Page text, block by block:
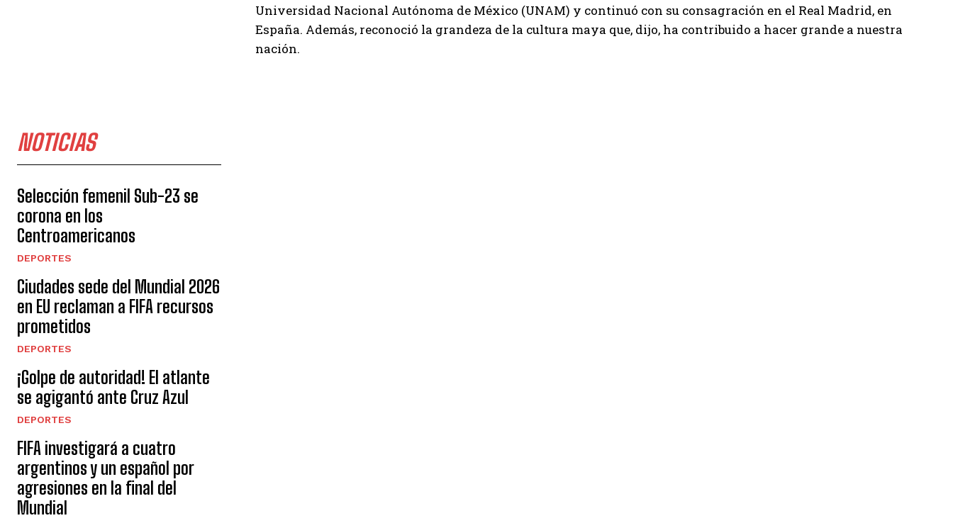
NOTICIAS
Selección femenil Sub-23 se
corona en los
Centroamericanos
DEPORTES
Ciudades sede del Mundial 2026
en EU reclaman a FIFA recursos
prometidos
DEPORTES
¡Golpe de autoridad! El atlante
se agigantó ante Cruz Azul
DEPORTES
FIFA investigará a cuatro
argentinos y un español por
agresiones en la final del
Mundial
Universidad Nacional Autónoma de México (UNAM) y continuó con su consagración en el Real Madrid, en
España. Además, reconoció la grandeza de la cultura maya que, dijo, ha contribuido a hacer grande a nuestra
nación.